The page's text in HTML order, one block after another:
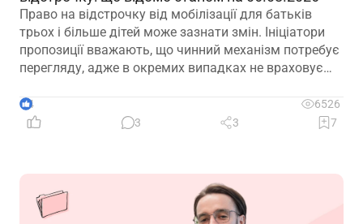
Право на відстрочку від мобілізації для батьків
трьох і більше дітей може зазнати змін. Ініціатори
пропозиції вважають, що чинний механізм потребує
перегляду, адже в окремих випадках не враховує
дітей. Водночас вже з’явилися перші офіційні
коментарі
4
6526
3
3 7